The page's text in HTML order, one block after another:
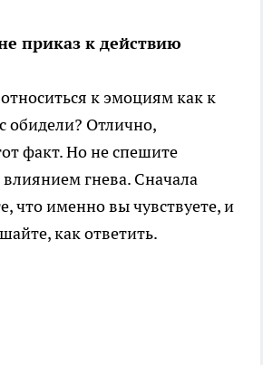
приказ к действию
к эмоциям как к
обидели? Отлично,
факт. Но не спешите
влиянием гнева. Сначала
что именно вы чувствуете, и
как ответить.